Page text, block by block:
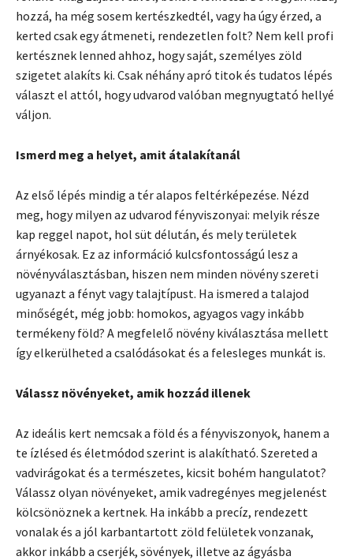
hozzá, ha még sosem kertészkedtél, vagy ha úgy érzed, a
kerted csak egy átmeneti, rendezetlen folt? Nem kell profi
kertésznek lenned ahhoz, hogy saját, személyes zöld
szigetet alakíts ki. Csak néhány apró titok és tudatos lépés
választ el attól, hogy udvarod valóban megnyugtató hellyé
váljon.
Ismerd meg a helyet, amit átalakítanál
Az első lépés mindig a tér alapos feltérképezése. Nézd
meg, hogy milyen az udvarod fényviszonyai: melyik része
kap reggel napot, hol süt délután, és mely területek
árnyékosak. Ez az információ kulcsfontosságú lesz a
növényválasztásban, hiszen nem minden növény szereti
ugyanazt a fényt vagy talajtípust. Ha ismered a talajod
minőségét, még jobb: homokos, agyagos vagy inkább
termékeny föld? A megfelelő növény kiválasztása mellett
így elkerülheted a csalódásokat és a felesleges munkát is.
Válassz növényeket, amik hozzád illenek
Az ideális kert nemcsak a föld és a fényviszonyok, hanem a
te ízlésed és életmódod szerint is alakítható. Szereted a
vadvirágokat és a természetes, kicsit bohém hangulatot?
Válassz olyan növényeket, amik vadregényes megjelenést
kölcsönöznek a kertnek. Ha inkább a precíz, rendezett
vonalak és a jól karbantartott zöld felületek vonzanak,
akkor inkább a cserjék, sövények, illetve az ágyásba